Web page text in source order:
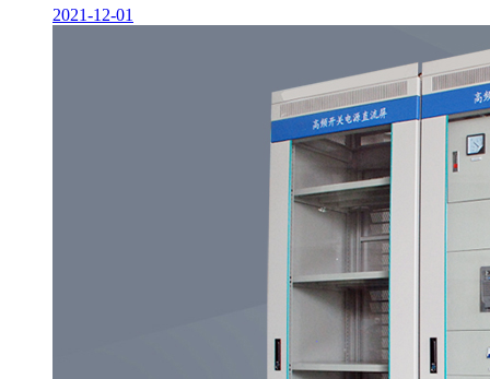
2021-12-01